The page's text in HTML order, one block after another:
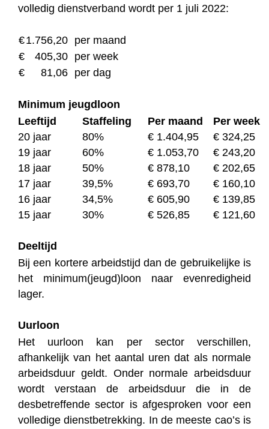
volledig dienstverband wordt per 1 juli 2022:
€1.756,20 per maand
€
405,30 per week
€
81,06 per dag
Minimum jeugdloon
Leeftijd
Staffeling Per maand
Per week
20 jaar
80% € 1.404,95
€ 324,25
19 jaar
60% € 1.053,70
€ 243,20
18 jaar
50% € 878,10
€ 202,65
17 jaar
39,5% € 693,70
€ 160,10
16 jaar
34,5% € 605,90
€ 139,85
15 jaar
30% € 526,85 € 121,60
Deeltijd
Bij een kortere arbeidstijd dan de gebruikelijke is
het minimum(jeugd)loon naar evenredigheid
lager.
Uurloon
Het uurloon kan per sector verschillen,
afhankelijk van het aantal uren dat als normale
arbeidsduur geldt. Onder normale arbeidsduur
wordt verstaan de arbeidsduur die in de
desbetreffende sector is afgesproken voor een
volledige dienstbetrekking. In de meeste cao’s is